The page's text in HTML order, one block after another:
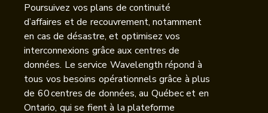
Poursuivez vos plans de continuité
d’affaires et de recouvrement, notamment
en cas de désastre, et optimisez vos
interconnexions grâce aux centres de
données. Le service Wavelength répond à
tous vos besoins opérationnels grâce à plus
de 60 centres de données, au Québec et en
Ontario, qui se fient à la plateforme